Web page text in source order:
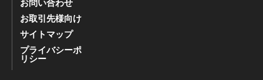
お問い合わせ
お取引先様向け
サイトマップ
プライバシーポ
リシー